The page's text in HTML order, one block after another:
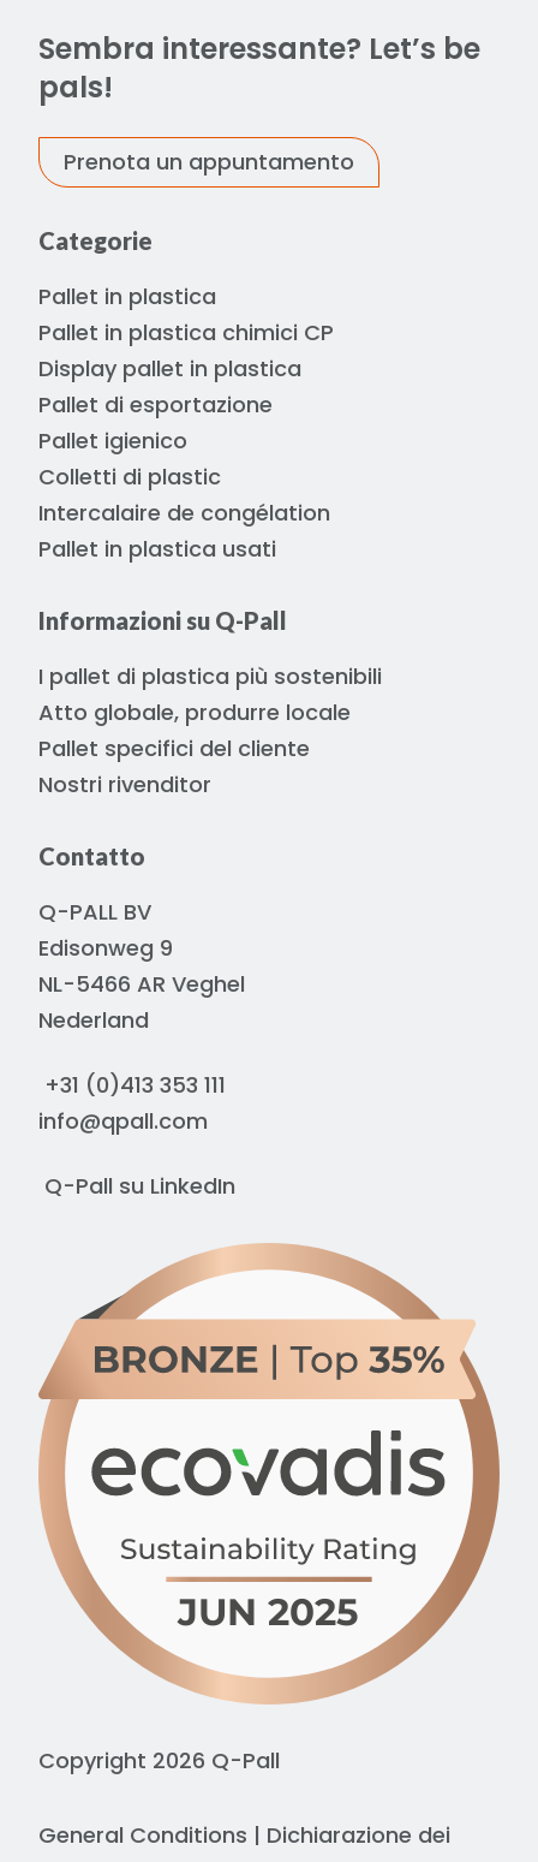
Sembra interessante? Let’s be
pals!
Prenota un appuntamento
Categorie
Pallet in plastica
Pallet in plastica chimici CP
Display pallet in plastica
Pallet di esportazione
Pallet igienico
Colletti di plastic
Intercalaire de congélation
Pallet in plastica usati
Informazioni su Q-Pall
I pallet di plastica più sostenibili
Atto globale, produrre locale
Pallet specifici del cliente
Nostri rivenditor
Contatto
Q-PALL BV
Edisonweg 9
NL-5466 AR Veghel
Nederland
+31 (0)413 353 111
info@qpall.com
Q-Pall su LinkedIn
Copyright 2026 Q-Pall
General Conditions | Dichiarazione dei